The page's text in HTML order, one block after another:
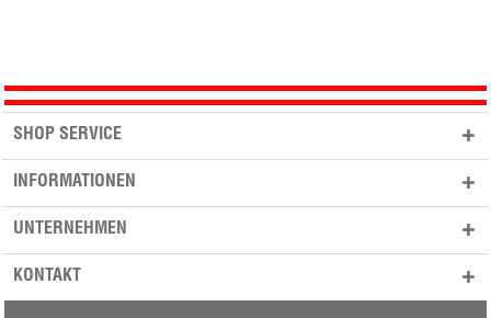
SHOP SERVICE
INFORMATIONEN
UNTERNEHMEN
KONTAKT